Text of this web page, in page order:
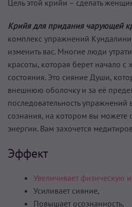
Цель этой крийи – сделать
Крийя для придания чарующей
комплекс упражнений
изменить вас. Многие люди
красоты, которая берет начало с
состояния. Это сияние Души,
внешнюю оболочку и за её
последовательность
сознания, на котором вы може­те
энергии. Вам захочется
Эффект
Увеличивает физическую
Усиливает сияние,
Повышает осознанность,